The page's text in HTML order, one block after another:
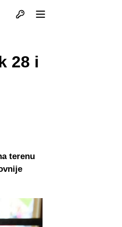
Otvori profil
28 i
terenu